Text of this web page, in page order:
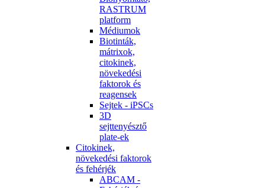
RASTRUM
platform
Médiumok
Biotinták,
mátrixok,
citokinek,
növekedési
faktorok és
reagensek
Sejtek - iPSCs
3D
sejttenyésztő
plate-ek
Citokinek,
növekedési faktorok
és fehérjék
ABCAM -